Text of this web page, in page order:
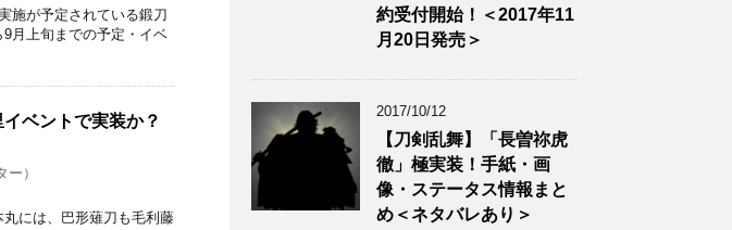
施が予定されている鍛刀
月上旬までの予定・イベ
ベントで実装か？
）
には、巴形薙刀も毛利藤
約受付開始！＜2017年11
月20日発売＞
2017/10/12
【刀剣乱舞】「長曽祢虎
徹」極実装！手紙・画
像・ステータス情報まと
め＜ネタバレあり＞